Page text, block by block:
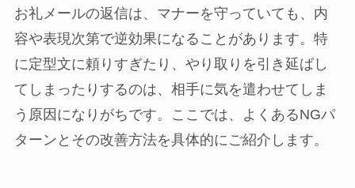
お礼メールの返信は、マナーを守っていても、内
容や表現次第で逆効果になることがあります。特
に定型文に頼りすぎたり、やり取りを引き延ばし
てしまったりするのは、相手に気を遣わせてしま
う原因になりがちです。ここでは、よくあるNGパ
ターンとその改善方法を具体的にご紹介します。